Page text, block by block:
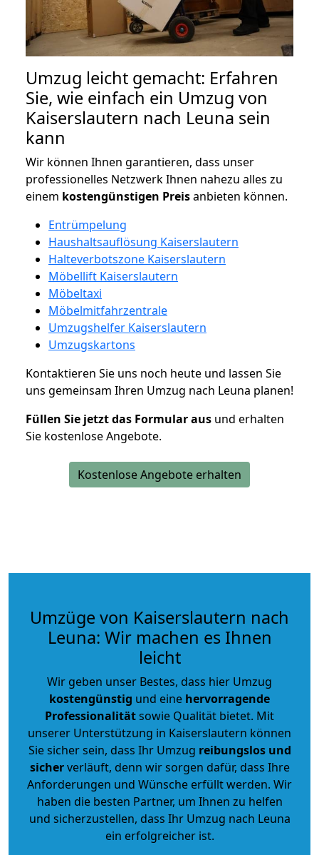
Umzug leicht gemacht: Erfahren
Sie, wie einfach ein Umzug von
Kaiserslautern nach Leuna sein
kann
Wir können Ihnen garantieren, dass unser
professionelles Netzwerk Ihnen nahezu alles zu
einem kostengünstigen Preisanbieten können.
Entrümpelung
Haushaltsauflösung Kaiserslautern
Halteverbotszone Kaiserslautern
Möbellift Kaiserslautern
Möbeltaxi
Möbelmitfahrzentrale
Umzugshelfer Kaiserslautern
Umzugskartons
Kontaktieren Sie uns noch heute und lassen Sie
uns gemeinsam Ihren Umzug nach Leuna planen!
Füllen Sie jetzt das Formular aus und erhalten
Sie kostenlose Angebote.
Kostenlose Angebote erhalten
Umzüge von Kaiserslautern nach
Leuna: Wir machen es Ihnen
leicht
Wir geben unser Bestes, dass hier Umzug
kostengünstig und eine hervorragende
Professionalitätsowie Qualität bietet. Mit
unserer Unterstützung in Kaiserslautern können
Sie sicher sein, dass Ihr Umzug reibungslos und
sicherverläuft, denn wir sorgen dafür, dass Ihre
Anforderungen und Wünsche erfüllt werden. Wir
haben die besten Partner, um Ihnen zu helfen
und sicherzustellen, dass Ihr Umzug nach Leuna
ein erfolgreicher ist.